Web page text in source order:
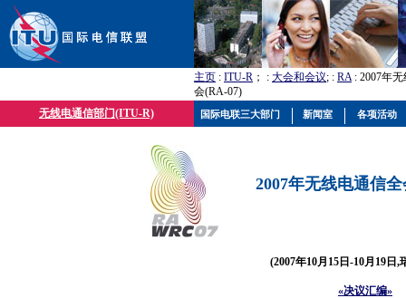
主页 : ITU-R ； : 大会和会议; : RA: 2007年
会(RA-07)
无线电通信部门(ITU-R)
2007年无线电通信
(2007年10月15日-10月19日,
«决议汇编»
国际电联三大部门 新闻室 各项活动